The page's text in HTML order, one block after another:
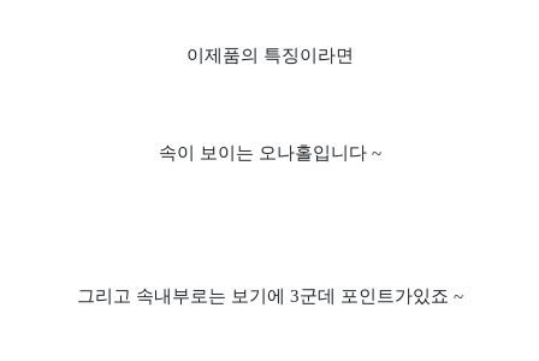
이제품의 특징이라면
속이 보이는 오나홀입니다 ~
그리고 속내부로는 보기에 3군데 포인트가있죠 ~